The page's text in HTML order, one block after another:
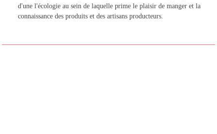
d'une l'écologie au sein de laquelle prime le plaisir de manger et la
connaissance des produits et des artisans producteurs.